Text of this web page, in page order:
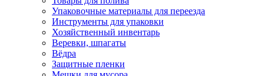
Упаковочные материалы для переезда
Инструменты для упаковки
Хозяйственный инвентарь
Веревки, шпагаты
Вёдра
Защитные пленки